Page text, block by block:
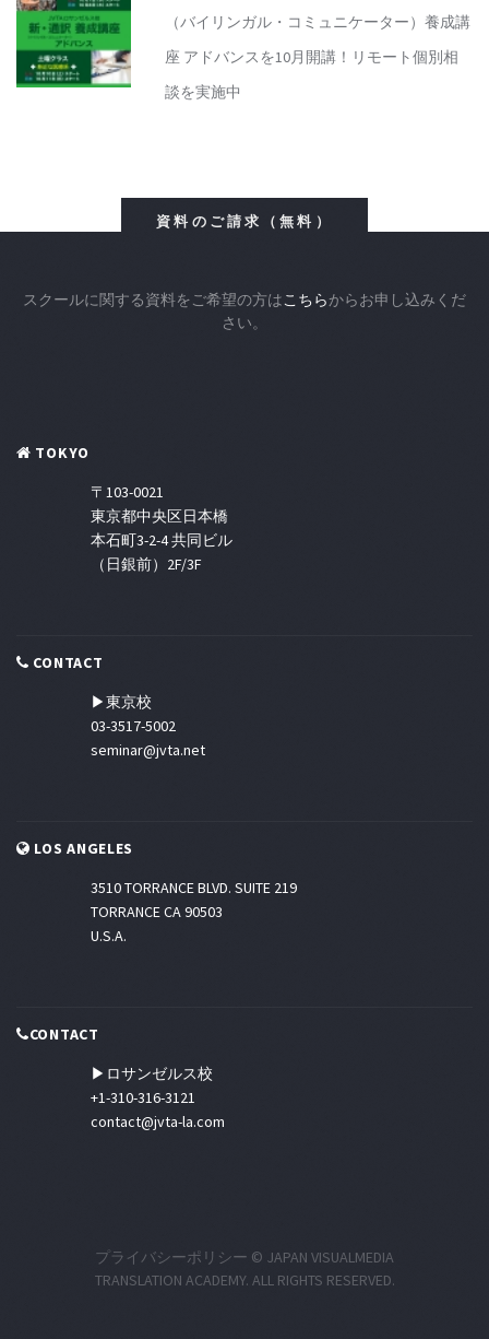
（バイリンガル・コミュニケーター）養成講
座 アドバンスを10月開講！リモート個別相
談を実施中
資料のご請求（無料）
スクールに関する資料をご希望の方はこちらからお申し込みくだ
さい。
TOKYO
〒103-0021
東京都中央区日本橋
本石町3-2-4 共同ビル
（日銀前）2F/3F
CONTACT
▶東京校
03-3517-5002
seminar@jvta.net
LOS ANGELES
3510 TORRANCE BLVD. SUITE 219
TORRANCE CA 90503
U.S.A.
CONTACT
▶ロサンゼルス校
+1-310-316-3121
contact@jvta-la.com
プライバシーポリシー © JAPAN VISUALMEDIA
TRANSLATION ACADEMY. ALL RIGHTS RESERVED.